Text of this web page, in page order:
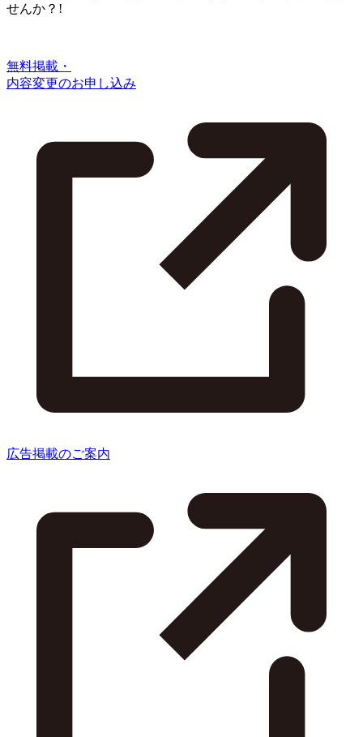
せんか？!
無料掲載・
内容変更のお申し込み
広告掲載のご案内